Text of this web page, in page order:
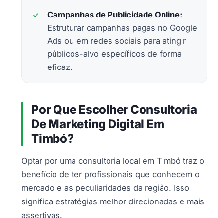
Campanhas de Publicidade Online:
Estruturar campanhas pagas no Google
Ads ou em redes sociais para atingir
públicos-alvo específicos de forma
eficaz.
Por Que Escolher Consultoria
De Marketing Digital Em
Timbó?
Optar por uma consultoria local em Timbó traz o
benefício de ter profissionais que conhecem o
mercado e as peculiaridades da região. Isso
significa estratégias melhor direcionadas e mais
assertivas.